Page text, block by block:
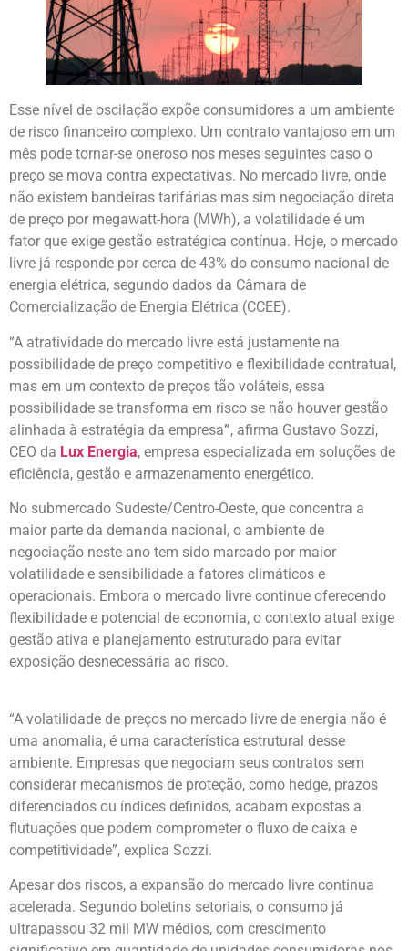
Esse nível de oscilação expõe consumidores a um ambiente
de risco financeiro complexo. Um contrato vantajoso em um
mês pode tornar-se oneroso nos meses seguintes caso o
preço se mova contra expectativas. No mercado livre, onde
não existem bandeiras tarifárias mas sim negociação direta
de preço por megawatt-hora (MWh), a volatilidade é um
fator que exige gestão estratégica contínua. Hoje, o mercado
livre já responde por cerca de 43% do consumo nacional de
energia elétrica, segundo dados da Câmara de
Comercialização de Energia Elétrica (CCEE).
“A atratividade do mercado livre está justamente na
possibilidade de preço competitivo e flexibilidade contratual,
mas em um contexto de preços tão voláteis, essa
possibilidade se transforma em risco se não houver gestão
alinhada à estratégia da empresa”, afirma Gustavo Sozzi,
CEO da Lux Energia, empresa especializada em soluções de
eficiência, gestão e armazenamento energético.
No submercado Sudeste/Centro-Oeste, que concentra a
maior parte da demanda nacional, o ambiente de
negociação neste ano tem sido marcado por maior
volatilidade e sensibilidade a fatores climáticos e
operacionais. Embora o mercado livre continue oferecendo
flexibilidade e potencial de economia, o contexto atual exige
gestão ativa e planejamento estruturado para evitar
exposição desnecessária ao risco.
“A volatilidade de preços no mercado livre de energia não é
uma anomalia, é uma característica estrutural desse
ambiente. Empresas que negociam seus contratos sem
considerar mecanismos de proteção, como hedge, prazos
diferenciados ou índices definidos, acabam expostas a
flutuações que podem comprometer o fluxo de caixa e
competitividade”, explica Sozzi.
Apesar dos riscos, a expansão do mercado livre continua
acelerada. Segundo boletins setoriais, o consumo já
ultrapassou 32 mil MW médios, com crescimento